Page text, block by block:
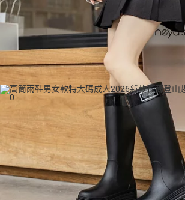
居家生活 3C家電 運動休閒
女裝 男裝 化妝保養
電子/紙本書
HOT